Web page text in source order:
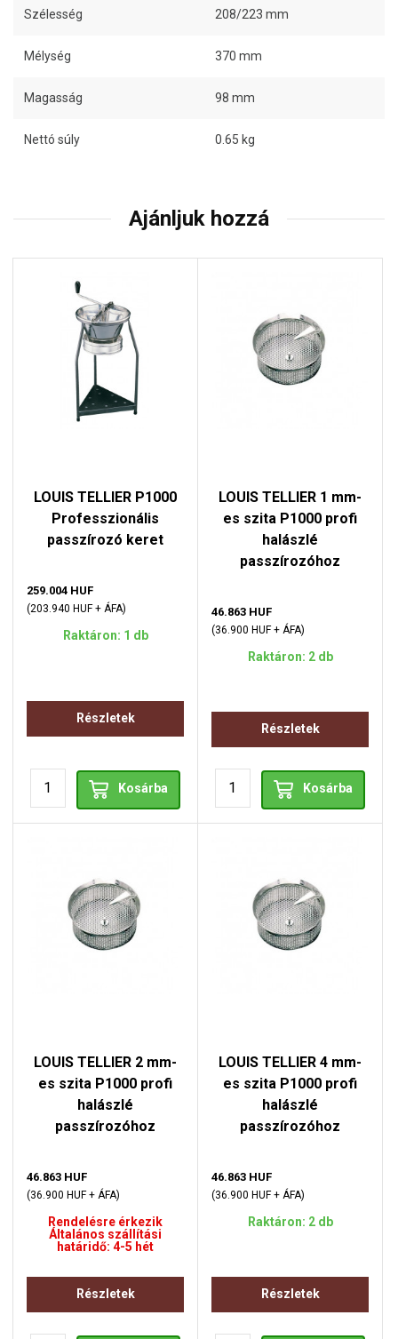
Szélesség 208/223 mm
Mélység 370 mm
Magasság 98 mm
Nettó súly 0.65 kg
Ajánljuk hozzá
LOUIS TELLIER P1000
Professzionális
passzírozó keret
259.004 HUF
(203.940 HUF + ÁFA)
Raktáron: 1 db
Részletek
Kosárba
LOUIS TELLIER 1 mm-
es szita P1000 profi
halászlé
passzírozóhoz
46.863 HUF
(36.900 HUF + ÁFA)
Raktáron: 2 db
Részletek
Kosárba
LOUIS TELLIER 2 mm-
es szita P1000 profi
halászlé
passzírozóhoz
46.863 HUF
(36.900 HUF + ÁFA)
Rendelésre érkezik
Általános szállítási
határidő: 4-5 hét
Részletek
LOUIS TELLIER 4 mm-
es szita P1000 profi
halászlé
passzírozóhoz
46.863 HUF
(36.900 HUF + ÁFA)
Raktáron: 2 db
Részletek